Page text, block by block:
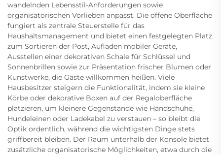
wandelnden Lebensstil-Anforderungen sowie
organisatorischen Vorlieben anpasst. Die offene Oberfläche
fungiert als zentrale Steuerstelle für das
Haushaltsmanagement und bietet einen festgelegten Platz
zum Sortieren der Post, Aufladen mobiler Geräte,
Ausstellen einer dekorativen Schale für Schlüssel und
Sonnenbrillen sowie zur Präsentation frischer Blumen oder
Kunstwerke, die Gäste willkommen heißen. Viele
Hausbesitzer steigern die Funktionalität, indem sie kleine
Körbe oder dekorative Boxen auf der Regaloberfläche
platzieren, um kleinere Gegenstände wie Handschuhe,
Hundeleinen oder Ladekabel zu verstauen – so bleibt die
Optik ordentlich, während die wichtigsten Dinge stets
griffbereit bleiben. Der Raum unterhalb der Konsole bietet
zusätzliche organisatorische Möglichkeiten, etwa durch die